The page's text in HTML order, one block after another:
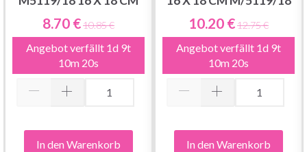
8.70 €10.85 €
Angebot verfällt 1d 9t
10m 19s
In den Warenkorb
10.20 €12.75 €
Angebot verfällt 1d 9t
10m 19s
In den Warenkorb